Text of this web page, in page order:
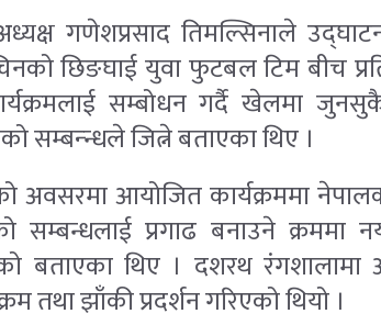
अध्यक्ष गणेशप्रसाद तिमल्सिनाले
छिङघाई युवा फुटबल टिम बीच
सम्बोधन गर्दै खेलमा
सम्बन्न्धले जित्ने बताएका थिए ।
अवसरमा आयोजित कार्यक्रममा
प्रगाढ बनाउने क्रममा
बताएका थिए । दशरथ रंगशालामा
तथा झाँकी प्रदर्शन गरिएको थियो ।